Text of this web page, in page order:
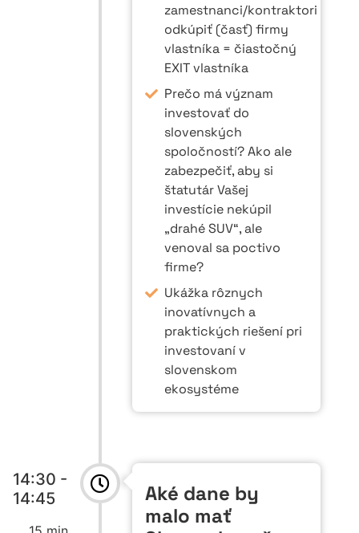
zamestnanci/kontraktori
odkúpiť (časť) firmy
vlastníka = čiastočný
EXIT vlastníka
Prečo má význam
investovať do
slovenských
spoločností? Ako ale
zabezpečiť, aby si
štatutár Vašej
investície nekúpil
„drahé SUV“, ale
venoval sa poctivo
firme?
Ukážka rôznych
inovatívnych a
praktických riešení pri
investovaní v
slovenskom
ekosystéme
14:30 -
14:45
Aké dane by
malo mať